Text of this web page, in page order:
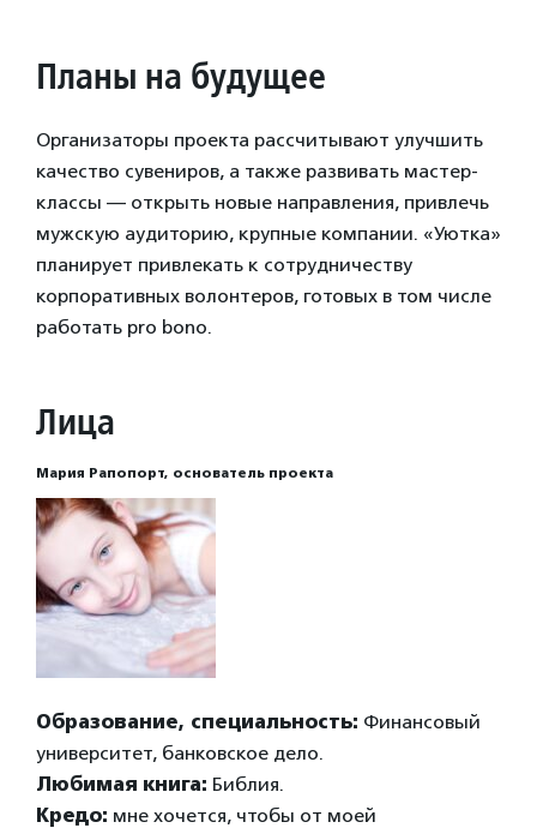
Планы на будущее
Организаторы проекта рассчитывают улучшить
качество сувениров, а также развивать мастер-
классы — открыть новые направления, привлечь
мужскую аудиторию, крупные компании. «Уютка»
планирует привлекать к сотрудничеству
корпоративных волонтеров, готовых в том числе
работать pro bono.
Лица
Мария Рапопорт, основатель проекта
Образование, специальность: Финансовый
университет, банковское дело.
Любимая книга: Библия.
Кредо: мне хочется, чтобы от моей